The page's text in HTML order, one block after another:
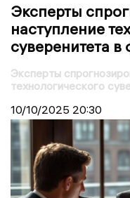
Эксперты
наступление
суверенитета
Эксперты
технологического
10/10/2025 20:30